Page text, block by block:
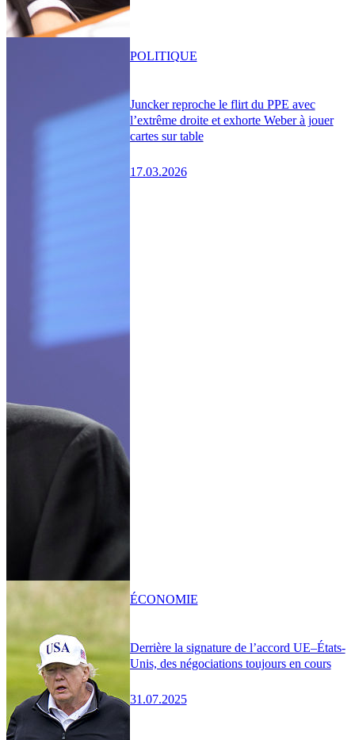
Juncker reproche le flirt du PPE avec
l’extrême droite et exhorte Weber à jouer
cartes sur table
17.03.2026
POLITIQUE
Derrière la signature de l’accord UE–États-
Unis, des négociations toujours en cours
31.07.2025
ÉCONOMIE